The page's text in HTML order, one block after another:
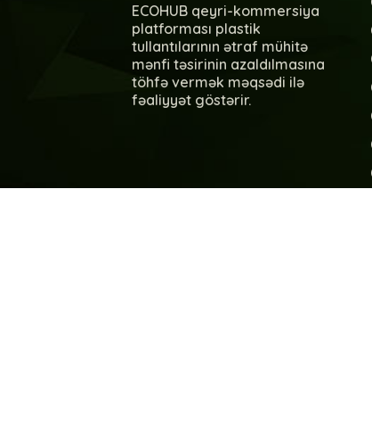
ECOHUB qeyri-kommersiya
platforması plastik
tullantılarının ətraf mühitə
mənfi təsirinin azaldılmasına
töhfə vermək məqsədi ilə
fəaliyyət göstərir.